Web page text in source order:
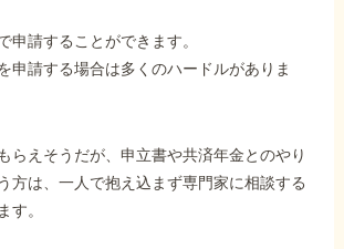
申請することができます。
申請する場合は多くのハードルがありま
らえそうだが、申立書や共済年金とのやり
方は、一人で抱え込まず専門家に相談する
す。